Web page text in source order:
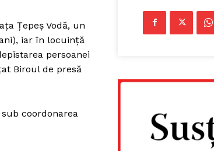
Ţepeş Vodă, un
iar în locuinţă
persoanei
Biroul de presă
coordonarea